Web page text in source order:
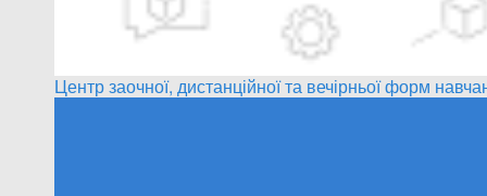
Центр заочної, дистанційної та вечірньої форм